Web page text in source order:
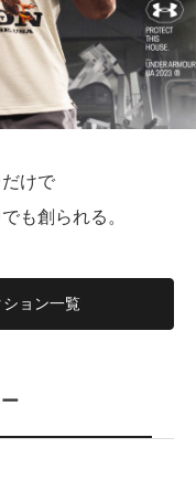
－
います。商品生地の特
だけで
も創られる。
ョン一覧